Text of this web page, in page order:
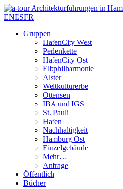
ENESFR
Gruppen
HafenCity West
Perlenkette
HafenCity Ost
Elbphilharmonie
Alster
Weltkulturerbe
Ottensen
IBA und IGS
St. Pauli
Hafen
Nachhaltigkeit
Hamburg Ost
Einzelgebäude
Mehr…
Anfrage
Öffentlich
Bücher